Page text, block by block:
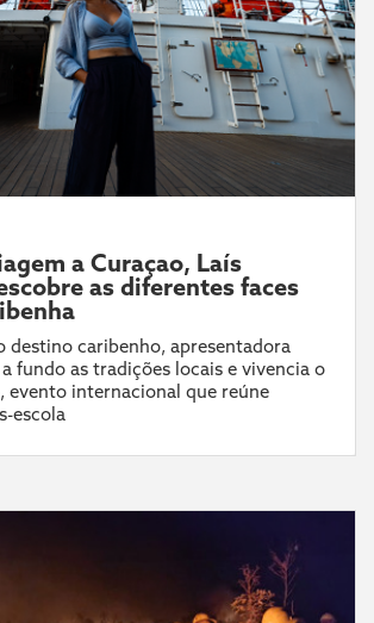
a Curaçao, Laís
as diferentes faces
destino caribenho, apresentadora
fundo as tradições locais e vivencia o
evento internacional que reúne
escola